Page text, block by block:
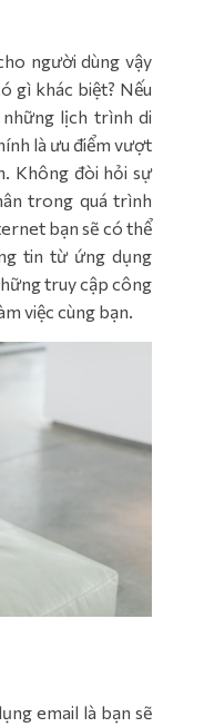
người dùng vậy
gì khác biệt? Nếu
lịch trình di
là ưu điểm vượt
Không đòi hỏi sự
trong quá trình
bạn sẽ có thể
tin từ ứng dụng
truy cập công
việc cùng bạn.
email là bạn sẽ